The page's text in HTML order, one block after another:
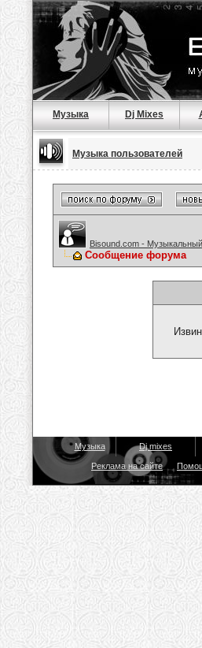
Музыка Dj Mixes
Музыка пользователей
Bisound.com -
Сообщение форума
Музыка Dj mixes
Реклама на сайте